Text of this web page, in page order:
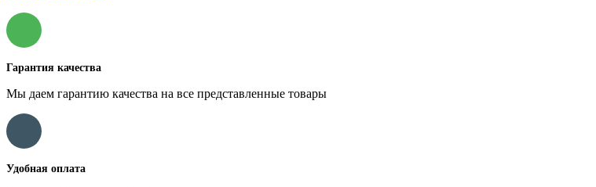
Гарантия качества
Мы даем гарантию качества на все представленные товары
Удобная оплата